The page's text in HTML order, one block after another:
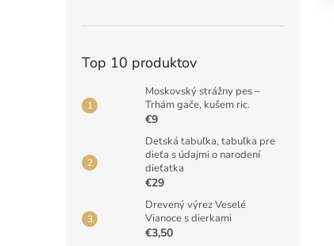
Top 10 produktov
Moskovský strážny pes –
Trhám gače, kušem ric.
€9
Detská tabuľka, tabuľka pre
dieťa s údajmi o narodení
dieťatka
€29
Drevený výrez Veselé
Vianoce s dierkami
€3,50